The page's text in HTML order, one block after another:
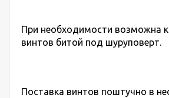
При необходимости возможна
винтов битой под шуруповерт.
Поставка винтов поштучно в